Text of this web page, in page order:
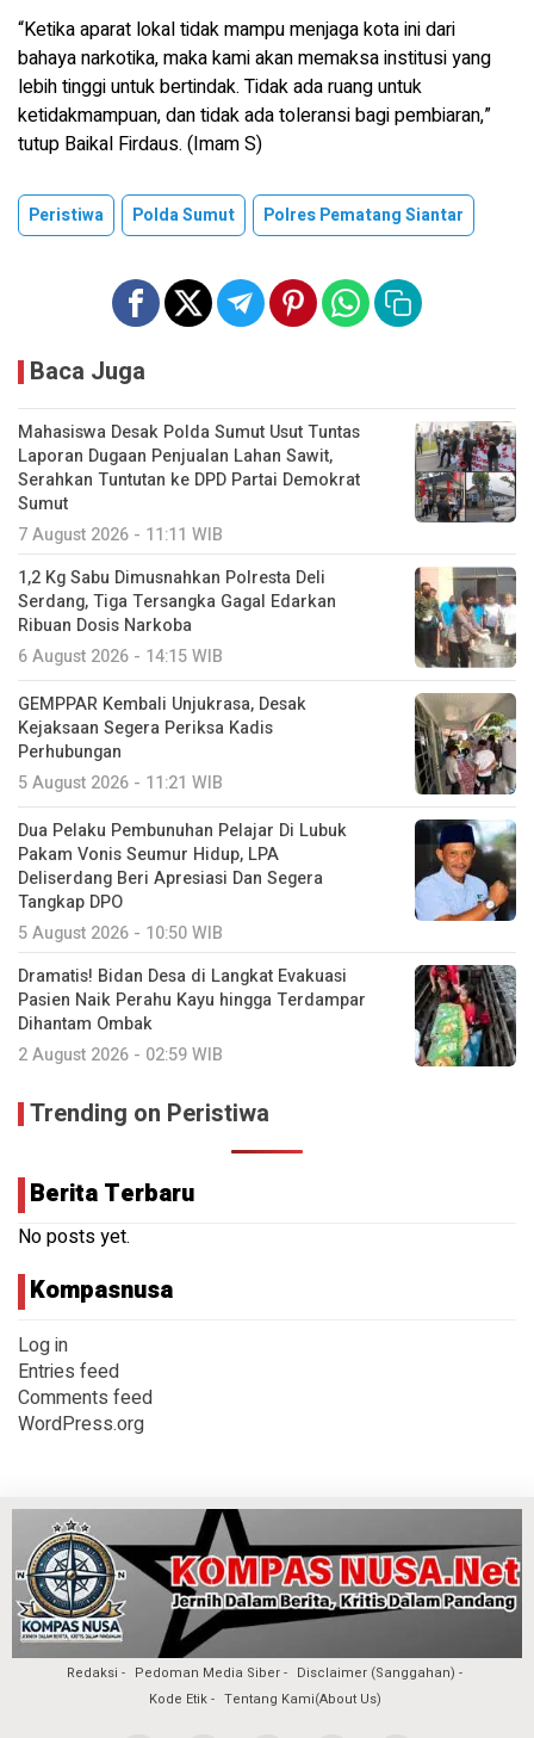
“Ketika aparat lokal tidak mampu menjaga kota ini dari
bahaya narkotika, maka kami akan memaksa institusi yang
lebih tinggi untuk bertindak. Tidak ada ruang untuk
ketidakmampuan, dan tidak ada toleransi bagi pembiaran,”
tutup Baikal Firdaus. (Imam S)
Peristiwa Polda Sumut Polres Pematang Siantar
Baca Juga
Mahasiswa Desak Polda Sumut Usut Tuntas
Laporan Dugaan Penjualan Lahan Sawit,
Serahkan Tuntutan ke DPD Partai Demokrat
Sumut
7 August 2026 - 11:11 WIB
1,2 Kg Sabu Dimusnahkan Polresta Deli
Serdang, Tiga Tersangka Gagal Edarkan
Ribuan Dosis Narkoba
6 August 2026 - 14:15 WIB
GEMPPAR Kembali Unjukrasa, Desak
Kejaksaan Segera Periksa Kadis
Perhubungan
5 August 2026 - 11:21 WIB
Dua Pelaku Pembunuhan Pelajar Di Lubuk
Pakam Vonis Seumur Hidup, LPA
Deliserdang Beri Apresiasi Dan Segera
Tangkap DPO
5 August 2026 - 10:50 WIB
Dramatis! Bidan Desa di Langkat Evakuasi
Pasien Naik Perahu Kayu hingga Terdampar
Dihantam Ombak
2 August 2026 - 02:59 WIB
Trending on Peristiwa
Berita Terbaru
No posts yet.
Kompasnusa
Log in
Entries feed
Comments feed
WordPress.org
Redaksi Pedoman Media Siber
Disclaimer (Sanggahan)
Kode Etik
Tentang Kami(About Us)